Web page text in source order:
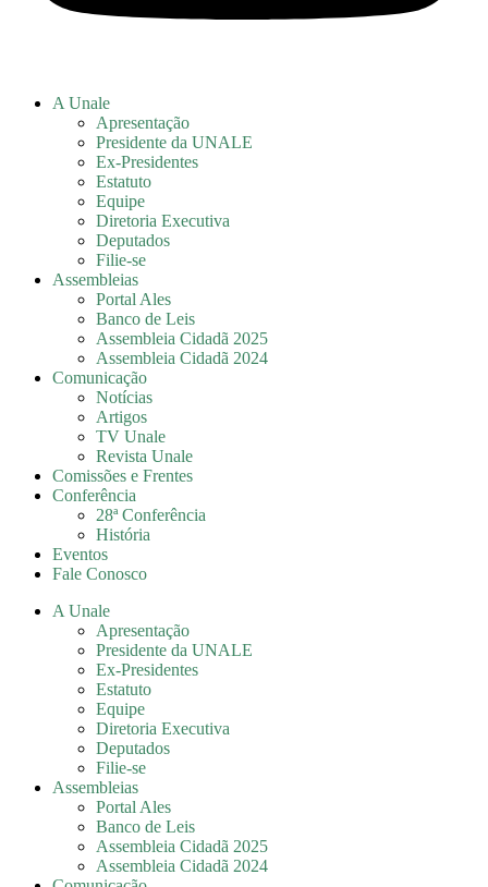
A Unale
Apresentação
Presidente da UNALE
Ex-Presidentes
Estatuto
Equipe
Diretoria Executiva
Deputados
Filie-se
Assembleias
Portal Ales
Banco de Leis
Assembleia Cidadã 2025
Assembleia Cidadã 2024
Comunicação
Notícias
Artigos
TV Unale
Revista Unale
Comissões e Frentes
Conferência
28ª Conferência
História
Eventos
Fale Conosco
A Unale
Apresentação
Presidente da UNALE
Ex-Presidentes
Estatuto
Equipe
Diretoria Executiva
Deputados
Filie-se
Assembleias
Portal Ales
Banco de Leis
Assembleia Cidadã 2025
Assembleia Cidadã 2024